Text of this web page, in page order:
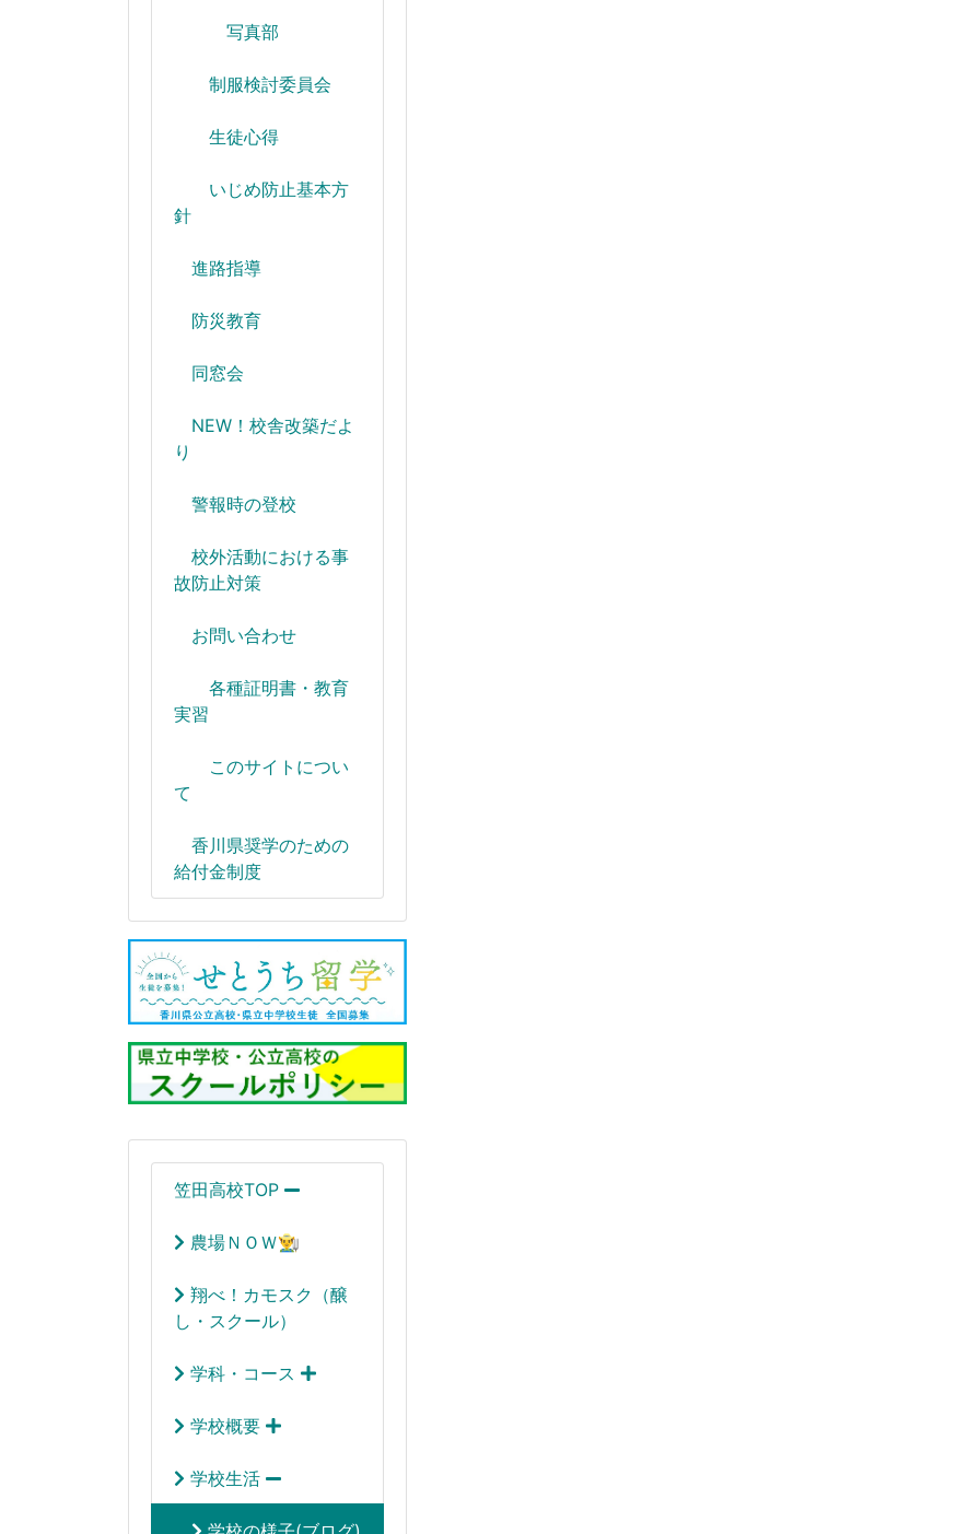
写真部
制服検討委員会
生徒心得
いじめ防止基本方
針
進路指導
防災教育
同窓会
NEW！校舎改築だよ
り
警報時の登校
校外活動における事
故防止対策
お問い合わせ
各種証明書・教育
実習
このサイトについ
て
香川県奨学のための
給付金制度
笠田高校TOP
農場ＮＯＷ👨‍🌾
翔べ！カモスク（醸
し・スクール）
学科・コース
学校概要
学校生活